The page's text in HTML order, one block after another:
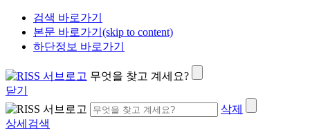
검색 바로가기
본문 바로가기(skip to content)
하단정보 바로가기
무엇을 찾고 계세요?
닫기
삭제
상세검색